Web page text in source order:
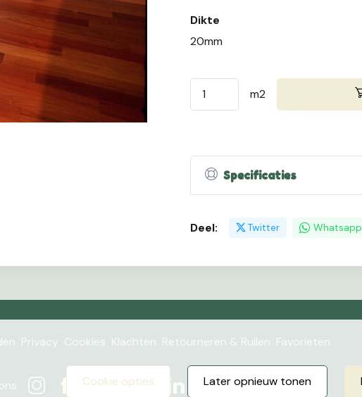
Dikte
20mm
m2
Specificaties
Deel: Twitter Whatsapp
Privacy Cookies Klachten Retourneren & Ruilen Favorieten
later opnieuw tonen
cookie opties